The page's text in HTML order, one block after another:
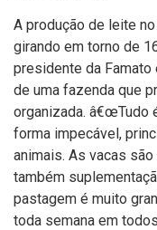
A produção de leite
girando em torno de
presidente da Famato
de uma fazenda que
organizada. â€œTudo
forma impecável,
animais. As vacas
também
pastagem é muito
toda semana em